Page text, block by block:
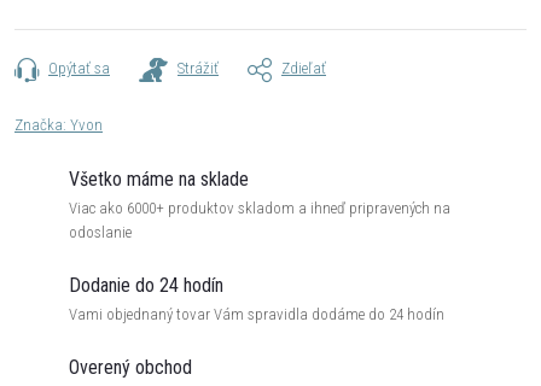
Opýtať sa Strážiť Zdieľať
Značka: Yvon
Všetko máme na sklade
Viac ako 6000+ produktov skladom a ihneď pripravených na
odoslanie
Dodanie do 24 hodín
Vami objednaný tovar Vám spravidla dodáme do 24 hodín
Overený obchod